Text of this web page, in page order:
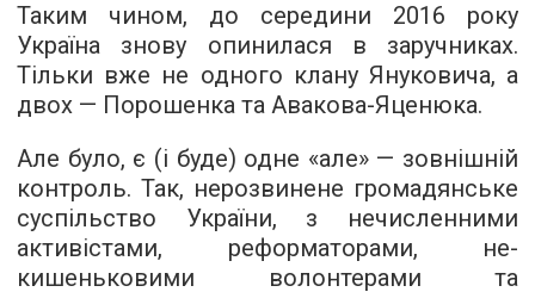
Таким чином, до середини 2016 року
Україна знову опинилася в заручниках.
Тільки вже не одного клану Януковича, а
двох — Порошенка та Авакова-Яценюка.
Але було, є (і буде) одне «але» — зовнішній
контроль. Так, нерозвинене громадянське
суспільство України, з нечисленними
активістами, реформаторами, не-
кишеньковими волонтерами та